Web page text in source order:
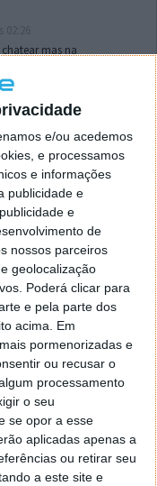
e/ou acedemos
e processamos
e informações
publicidade e
e
de
nossos parceiros
geolocalização
Poderá clicar para
e pela parte dos
acima. Em
pormenorizadas e
ou recusar o
processamento
o seu
se opor a esse
aplicadas apenas a
ou retirar seu
a este site e
mas na
a desesperar, ate ja
de forçar o uso do
de outra dica fico
a mesma
às 01:39
como for segue por mail
às 11:21
da seguinte maneira,
com o botão direito do
Menu ‘Iniciar’
no separador
com que queres